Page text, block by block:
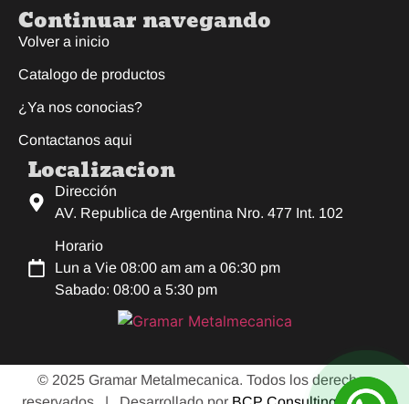
Continuar navegando
Volver a inicio
Catalogo de productos
¿Ya nos conocias?
Contactanos aqui
Localizacion
Dirección
AV. Republica de Argentina Nro. 477 Int. 102
Horario
Lun a Vie 08:00 am am a 06:30 pm
Sabado: 08:00 a 5:30 pm
© 2025 Gramar Metalmecanica. Todos los derechos